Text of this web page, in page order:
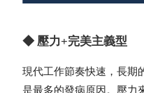
◆ 壓力+完美主義型
現代工作節奏快速，長期
是最多的發病原因。壓力